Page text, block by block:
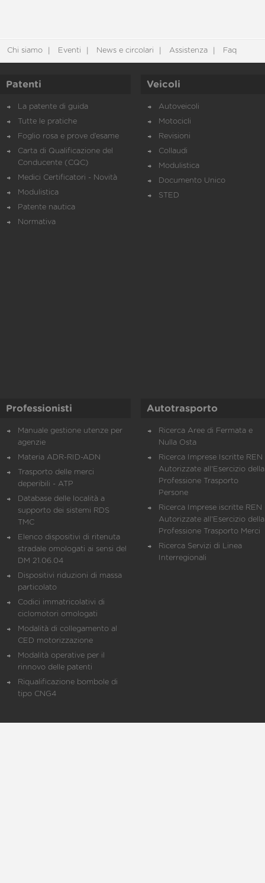
Chi siamo Eventi News e circolari Assistenza Faq
Patenti
La patente di guida
Tutte le pratiche
Foglio rosa e prove d’esame
Carta di Qualificazione del
Conducente (CQC)
Medici Certificatori - Novità
Modulistica
Patente nautica
Normativa
Veicoli
Autoveicoli
Motocicli
Revisioni
Collaudi
Modulistica
Documento Unico
STED
Professionisti
Manuale gestione utenze per
agenzie
Materia ADR-RID-ADN
Trasporto delle merci
deperibili - ATP
Database delle località a
supporto dei sistemi RDS
TMC
Elenco dispositivi di ritenuta
stradale omologati ai sensi del
DM 21.06.04
Dispositivi riduzioni di massa
particolato
Codici immatricolativi di
ciclomotori omologati
Modalità di collegamento al
CED motorizzazione
Modalità operative per il
rinnovo delle patenti
Riqualificazione bombole di
tipo CNG4
Autotrasporto
Ricerca Aree di Fermata e
Nulla Osta
Ricerca Imprese Iscritte REN
Autorizzate all'Esercizio della
Professione Trasporto
Persone
Ricerca Imprese iscritte REN
Autorizzate all'Esercizio della
Professione Trasporto Merci
Ricerca Servizi di Linea
Interregionali